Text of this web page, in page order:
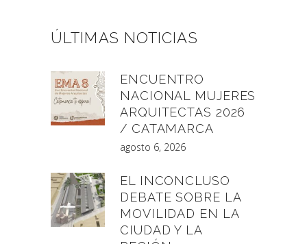
ÚLTIMAS NOTICIAS
ENCUENTRO
NACIONAL MUJERES
ARQUITECTAS 2026
/ CATAMARCA
agosto 6, 2026
EL INCONCLUSO
DEBATE SOBRE LA
MOVILIDAD EN LA
CIUDAD Y LA